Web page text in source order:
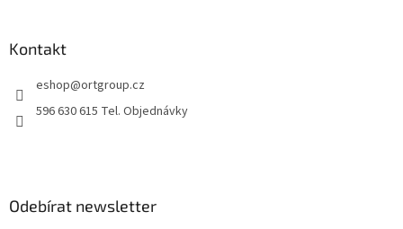
Kontakt
eshop@ortgroup.cz
596 630 615 Tel. Objednávky
Odebírat newsletter